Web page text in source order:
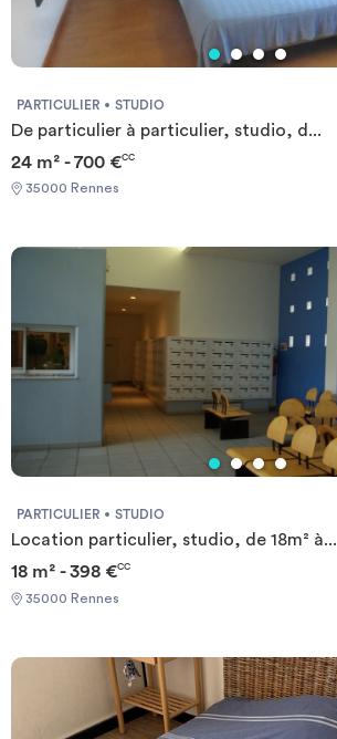
PARTICULIER STUDIO
De particulier à particulier, studio, d...
24 m² - 700 €CC
35000 Rennes
PARTICULIER STUDIO
Location particulier, studio, de 18m² à...
18 m² - 398 €CC
35000 Rennes